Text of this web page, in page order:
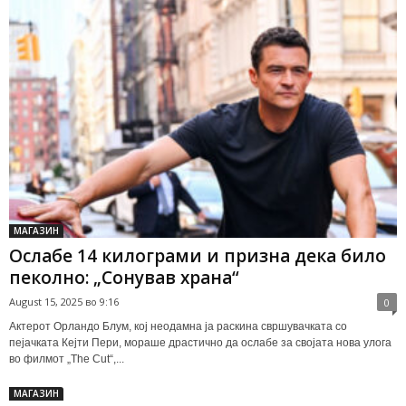
МАГАЗИН
Ослабе 14 килограми и призна дека било
пеколно: „Сонував храна“
August 15, 2025 во 9:16 0
Актерот Орландо Блум, кој неодамна ја раскина свршувачката со
пејачката Кеjти Пери, мораше драстично да ослабе за својата нова улога
во филмот „The Cut“,...
МАГАЗИН